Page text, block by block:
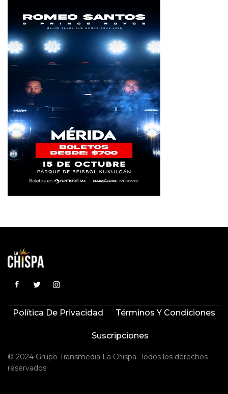
Política De Privacidad Términos Y Condiciones
Suscripciones
© 2024 Grupo Transmedia La Chispa. Todos los derechos
reservados